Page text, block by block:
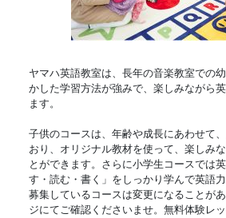
ヤマハ英語教室は、長年の音楽教室での
かした学習方法が強みで、楽しみながら
ます。
子供のコースは、年齢や成長にあわせて
おり、オリジナル教材を使って、楽しみ
とができます。さらに小学生コースでは
す・読む・書く」をしっかり学んで英語
募集しているコースは変更になることが
ジにてご確認くださいませ。無料体験レ